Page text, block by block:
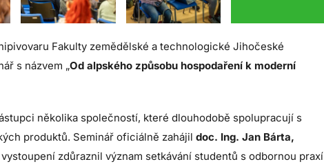
Fakulty zemědělské a technologické Jihočeské
s názvem „Od alpského způsobu hospodaření k moderní
několika společností, které dlouhodobě spolupracují s
produktů. Seminář oficiálně zahájil doc. Ing. Jan Bárta,
zdůraznil význam setkávání studentů s odbornou praxí